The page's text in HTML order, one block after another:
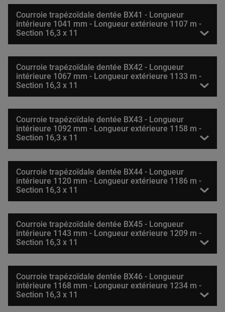
Courroie trapézoïdale dentée BX41 - Longueur
intérieure 1041 mm - Longueur extérieure 1107 m -
Section 16,3 x 11
Courroie trapézoïdale dentée BX42 - Longueur
intérieure 1067 mm - Longueur extérieure 1133 m -
Section 16,3 x 11
Courroie trapézoïdale dentée BX43 - Longueur
intérieure 1092 mm - Longueur extérieure 1158 m -
Section 16,3 x 11
Courroie trapézoïdale dentée BX44 - Longueur
intérieure 1120 mm - Longueur extérieure 1186 m -
Section 16,3 x 11
Courroie trapézoïdale dentée BX45 - Longueur
intérieure 1143 mm - Longueur extérieure 1209 m -
Section 16,3 x 11
Courroie trapézoïdale dentée BX46 - Longueur
intérieure 1168 mm - Longueur extérieure 1234 m -
Section 16,3 x 11